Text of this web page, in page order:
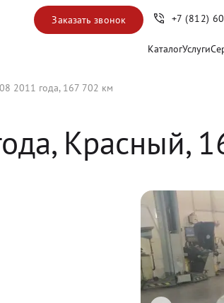
КаталогУслуги
Заказать звонок +7 (812)
2011 года, 167 702 км
Красный,